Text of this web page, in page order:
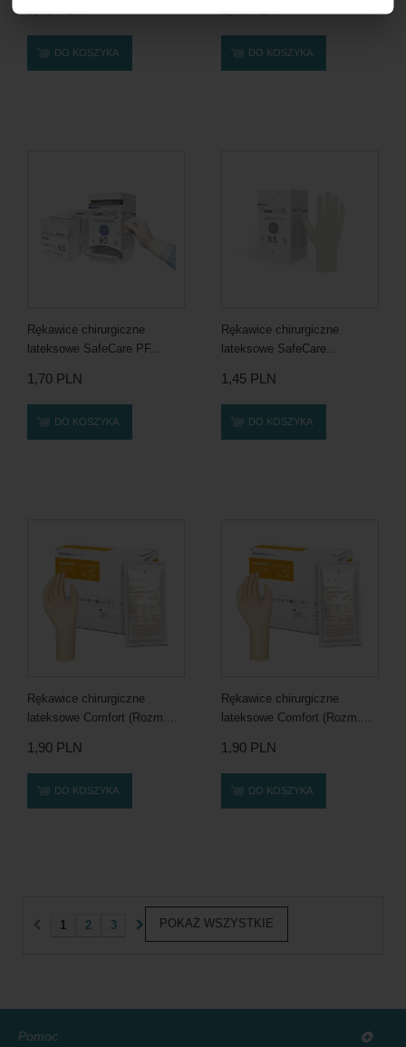
DO KOSZYKA DO KOSZYKA
Rękawice chirurgiczne
lateksowe SafeCare PF...
1,70 PLN
DO KOSZYKA
Rękawice chirurgiczne
lateksowe SafeCare...
1,45 PLN
DO KOSZYKA
Rękawice chirurgiczne
lateksowe Comfort (Rozm....
1,90 PLN
DO KOSZYKA
Rękawice chirurgiczne
lateksowe Comfort (Rozm....
1,90 PLN
DO KOSZYKA
POKAŻ WSZYSTKIE
1 2 3
Pomoc